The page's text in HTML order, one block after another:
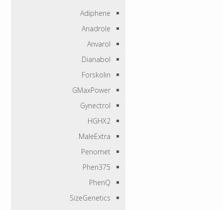
Adiphene
Anadrole
Anvarol
Dianabol
Forskolin
GMaxPower
Gynectrol
HGHX2
MaleExtra
Penomet
Phen375
PhenQ
SizeGenetics